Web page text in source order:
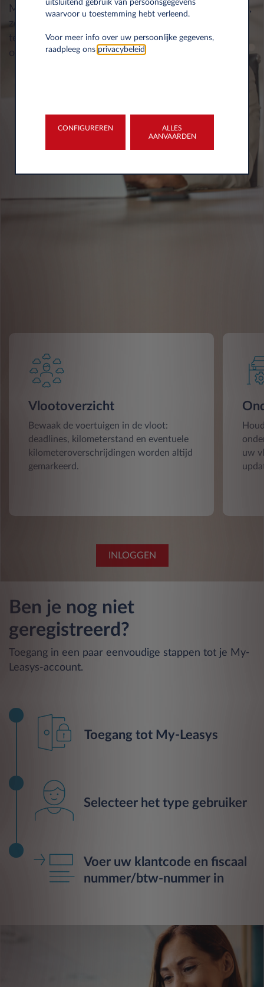
My-Leasys vereenvoudigt uw administratieve taken,
zodat u zich kunt concentreren op wat belangrijk is,
terwijl u gedetailleerde en inzichtelijke rapporten
over uw wagenpark ontvangt.
Vlootoverzicht
Bewaak de voertuigen in de vloot:
deadlines, kilometerstand en eventuele
kilometeroverschrijdingen worden altijd
gemarkeerd.
uw
INLOGGEN
Ben je nog niet
geregistreerd?
Toegang in een paar eenvoudige stappen tot je My-
Leasys-account.
Toegang tot My-Leasys
Selecteer het type gebruiker
Voer uw klantcode en fiscaal
nummer/btw-nummer in
uitsluitend gebruik van persoonsgegevens
waarvoor u toestemming hebt verleend.
Voor meer info over uw persoonlijke gegevens,
raadpleeg ons privacybeleid.
CONFIGUREREN
ALLES
AANVAARDEN